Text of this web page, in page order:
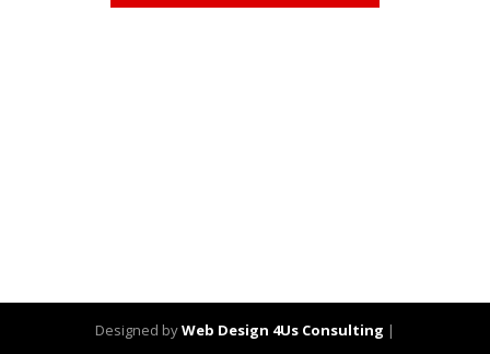
Designed byWeb Design 4Us Consulting |